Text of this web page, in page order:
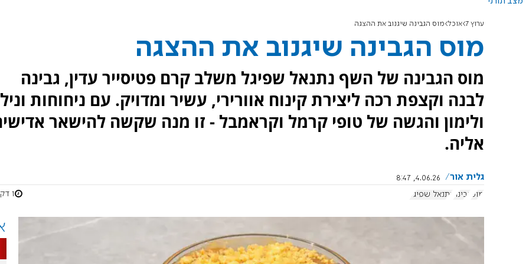
ערוץ 7 אוכל מוס הגבינה שיגנוב את ההצגה
מוס הגבינה שיגנוב את ההצגה
מוס הגבינה של השף נתנאל שפיגל משלב קרם פטיסייר עדין, גבינה
לבנה וקצפת רכה ליצירת קינוח אוורירי, עשיר ומדויק. עם ניחוחות וניל
ולימון והגשה של טופי קרמל וקראמבל - זו מנה שקשה להישאר
אליה.
גלית אור
4.06.26, 8:47
מוס גבינה נתנאל שפיגל 1 דקות